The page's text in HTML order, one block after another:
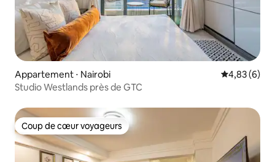
Appartement ⋅ Nairobi Évaluation
4,83 (6)
Studio Westlands près de GTC
Coup de cœur voyageurs
Coup de cœur voyageurs